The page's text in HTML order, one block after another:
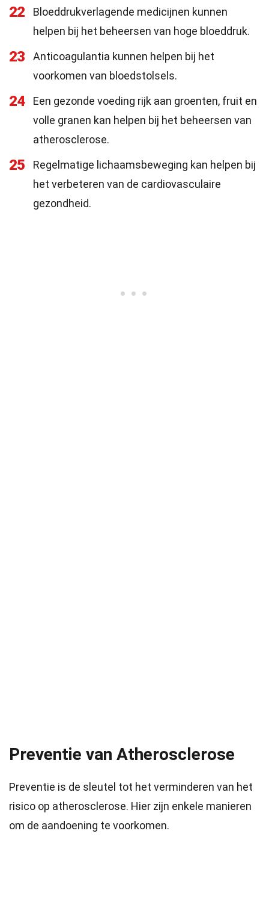
22
Bloeddrukverlagende medicijnen kunnen
helpen bij het beheersen van hoge bloeddruk.
23
Anticoagulantia kunnen helpen bij het
voorkomen van bloedstolsels.
24
Een gezonde voeding rijk aan groenten, fruit en
volle granen kan helpen bij het beheersen van
atherosclerose.
25
Regelmatige lichaamsbeweging kan helpen bij
het verbeteren van de cardiovasculaire
gezondheid.
Preventie van Atherosclerose
Preventie is de sleutel tot het verminderen van het
risico op atherosclerose. Hier zijn enkele manieren
om de aandoening te voorkomen.